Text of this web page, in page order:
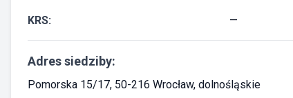
KRS: —
Adres siedziby:
Pomorska 15/17, 50-216 Wrocław, dolnośląskie